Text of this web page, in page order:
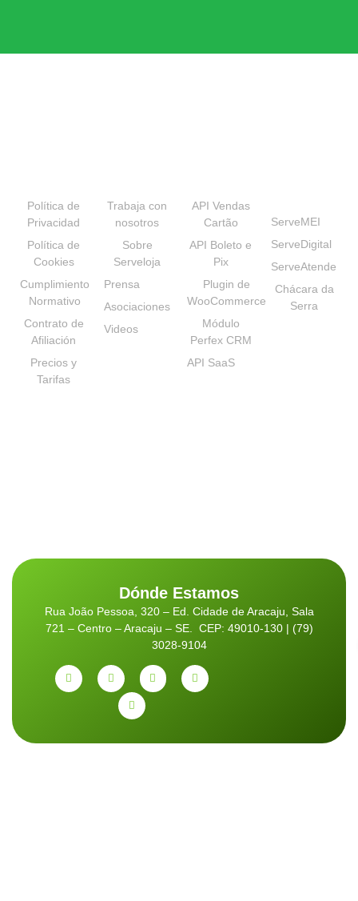
Política de
Privacidad
Política de
Cookies
Cumplimiento
Normativo
Contrato de
Afiliación
Precios y
Tarifas
Trabaja con
nosotros
Sobre
Serveloja
Prensa
Asociaciones
Videos
API Vendas
Cartão
API Boleto e
Pix
Plugin de
WooCommerce
Módulo
Perfex CRM
API SaaS
ServeMEI
ServeDigital
ServeAtende
Chácara da
Serra
Dónde Estamos
Rua João Pessoa, 320 – Ed. Cidade de Aracaju, Sala
721 – Centro – Aracaju – SE. CEP: 49010-130 | (79)
3028-9104